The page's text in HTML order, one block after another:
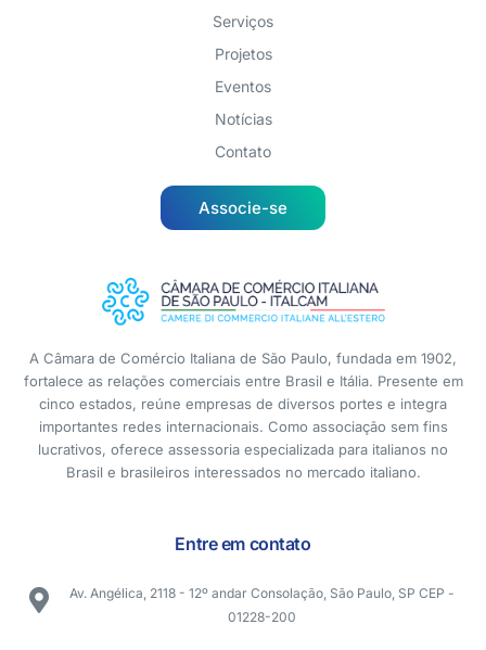
Serviços
Projetos
Eventos
Notícias
Contato
Associe-se
A Câmara de Comércio Italiana de São Paulo, fundada em 1902,
fortalece as relações comerciais entre Brasil e Itália. Presente em
cinco estados, reúne empresas de diversos portes e integra
importantes redes internacionais. Como associação sem fins
lucrativos, oferece assessoria especializada para italianos no
Brasil e brasileiros interessados no mercado italiano.
Entre em contato
Av. Angélica, 2118 - 12º andar Consolação, São Paulo, SP CEP -
01228-200